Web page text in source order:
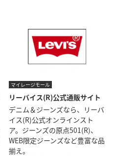
マイレージモール
リーバイス(R)公式通販サイト
デニム＆ジーンズなら、リーバ
イス(R)公式オンラインスト
ア。ジーンズの原点501(R)、
WEB限定ジーンズなど豊富な品
揃え。